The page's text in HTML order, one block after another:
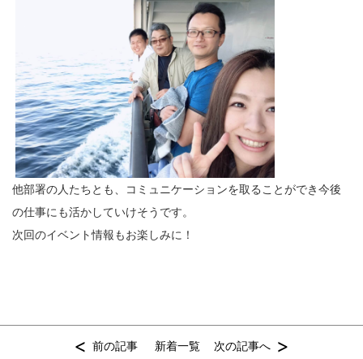
他部署の人たちとも、コミュニケーションを取ることができ今後
の仕事にも活かしていけそうです。
次回のイベント情報もお楽しみに！
< 前の記事 新着一覧 次の記事へ >